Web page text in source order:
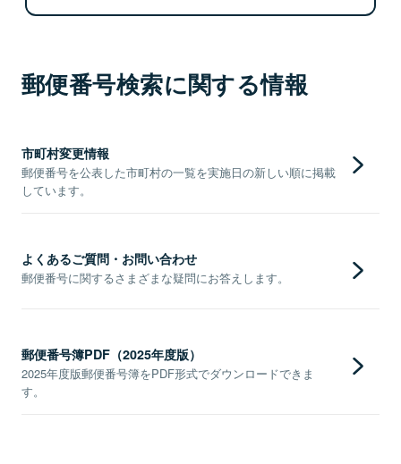
郵便番号検索に関する情報
市町村変更情報
郵便番号を公表した市町村の一覧を実施日の新しい順に掲載
しています。
よくあるご質問・お問い合わせ
郵便番号に関するさまざまな疑問にお答えします。
郵便番号簿PDF（2025年度版）
2025年度版郵便番号簿をPDF形式でダウンロードできま
す。